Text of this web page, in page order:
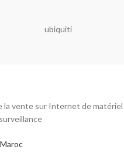
ubiquiti
la vente sur Internet de matériel